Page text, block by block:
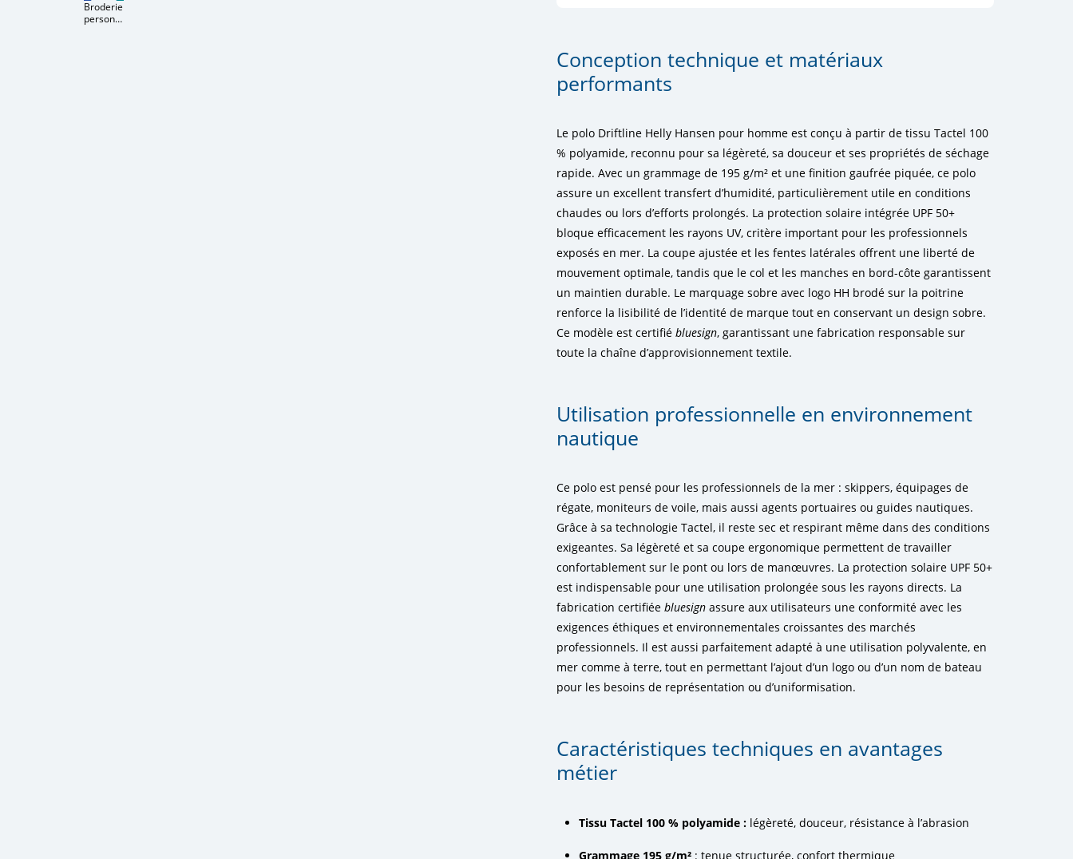
Broderie
personnalisée
Conception technique et matériaux
performants
Le polo Driftline Helly Hansen pour homme est conçu à partir de tissu Tactel 100
% polyamide, reconnu pour sa légèreté, sa douceur et ses propriétés de séchage
rapide. Avec un grammage de 195 g/m² et une finition gaufrée piquée, ce polo
assure un excellent transfert d’humidité, particulièrement utile en conditions
chaudes ou lors d’efforts prolongés. La protection solaire intégrée UPF 50+
bloque efficacement les rayons UV, critère important pour les professionnels
exposés en mer. La coupe ajustée et les fentes latérales offrent une liberté de
mouvement optimale, tandis que le col et les manches en bord-côte garantissent
un maintien durable. Le marquage sobre avec logo HH brodé sur la poitrine
renforce la lisibilité de l’identité de marque tout en conservant un design sobre.
Ce modèle est certifié bluesign, garantissant une fabrication responsable sur
toute la chaîne d’approvisionnement textile.
Utilisation professionnelle en environnement
nautique
Ce polo est pensé pour les professionnels de la mer : skippers, équipages de
régate, moniteurs de voile, mais aussi agents portuaires ou guides nautiques.
Grâce à sa technologie Tactel, il reste sec et respirant même dans des conditions
exigeantes. Sa légèreté et sa coupe ergonomique permettent de travailler
confortablement sur le pont ou lors de manœuvres. La protection solaire UPF 50+
est indispensable pour une utilisation prolongée sous les rayons directs. La
fabrication certifiée bluesign assure aux utilisateurs une conformité avec les
exigences éthiques et environnementales croissantes des marchés
professionnels. Il est aussi parfaitement adapté à une utilisation polyvalente, en
mer comme à terre, tout en permettant l’ajout d’un logo ou d’un nom de bateau
pour les besoins de représentation ou d’uniformisation.
Caractéristiques techniques en avantages
métier
Tissu Tactel 100 % polyamide : légèreté, douceur, résistance à l’abrasion
Grammage 195 g/m² : tenue structurée, confort thermique